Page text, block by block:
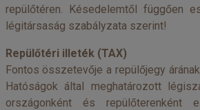
repülőtéren. Késedelemtől függően
légitársaság szabályzata szerint!
Repülőtéri illeték (TAX)
Fontos összetevője a repülőjegy
Hatóságok által meghatározott
országonként és repülőterenként